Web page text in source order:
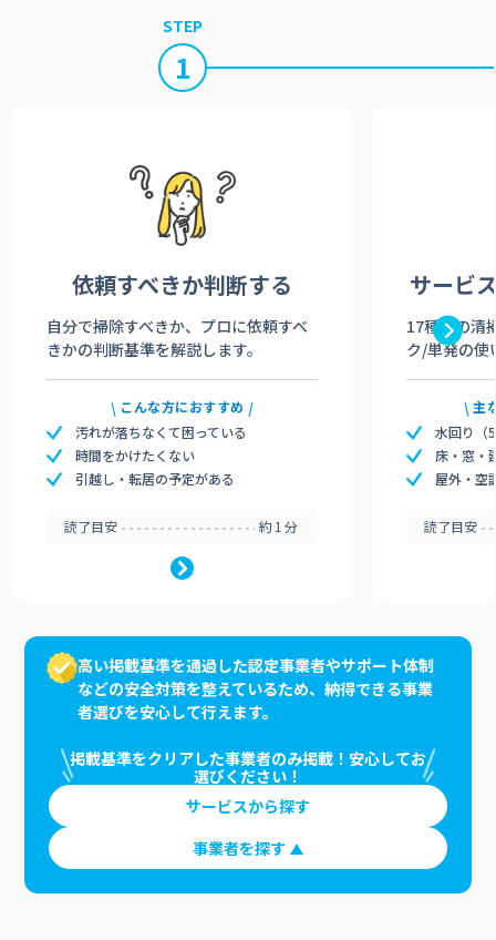
STEP
1
依頼すべきか判断する
自分で掃除すべきか、プロに依頼すべ
きかの判断基準を解説します。
こんな方におすすめ
汚れが落ちなくて困っている
時間をかけたくない
引越し・転居の予定がある
読了目安 約1分
サービ
17種類の清
ク/単発の使
主
水回り（
床・窓・
屋外・空
読了目安
高い掲載基準を通過した認定事業者やサポート体制
などの安全対策を整えているため、納得できる事業
者選びを安心して行えます。
掲載基準をクリアした事業者のみ掲載！安心してお
選びください！
サービスから探す
事業者を探す